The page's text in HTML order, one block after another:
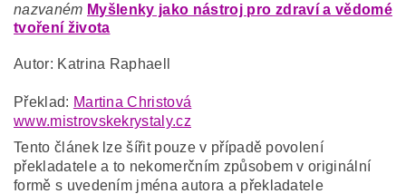
nazvaném Myšlenky jako nástroj pro zdraví a vědomé
tvoření života
Autor: Katrina Raphaell
Překlad: Martina Christová
www.mistrovskekrystaly.cz
Tento článek lze šířit pouze v případě povolení
překladatele a to nekomerčním způsobem v originální
formě s uvedením jména autora a překladatele